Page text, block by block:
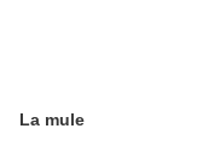
La mule